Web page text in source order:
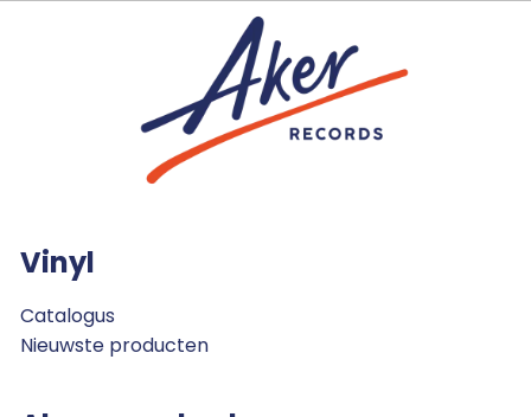
Vinyl
Catalogus
Nieuwste producten